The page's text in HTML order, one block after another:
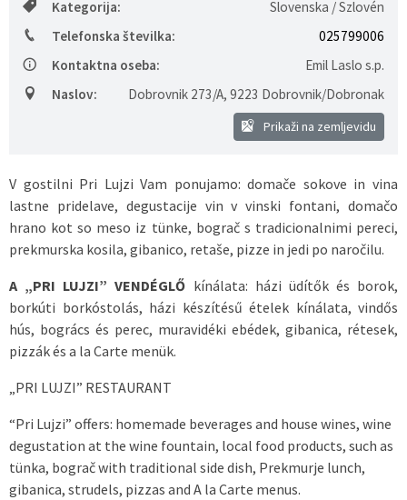
Kategorija:
Slovenska / Szlovén
Telefonska številka:
025799006
Kontaktna oseba:
Emil Laslo s.p.
Naslov:
Dobrovnik 273/A, 9223 Dobrovnik/Dobronak
Prikaži na zemljevidu
V gostilni Pri Lujzi Vam ponujamo: domače sokove in vina
lastne pridelave, degustacije vin v vinski fontani, domačo
hrano kot so meso iz tünke, bograč s tradicionalnimi pereci,
prekmurska kosila, gibanico, retaše, pizze in jedi po naročilu.
A „PRI LUJZI” VENDÉGLŐ kínálata: házi üdítők és borok,
borkúti borkóstolás, házi készítésű ételek kínálata, vindős
hús, bogrács és perec, muravidéki ebédek, gibanica, rétesek,
pizzák és a la Carte menük.
„PRI LUJZI” RESTAURANT
“Pri Lujzi” offers: homemade beverages and house wines, wine
degustation at the wine fountain, local food products, such as
tünka, bograč with traditional side dish, Prekmurje lunch,
gibanica, strudels, pizzas and A la Carte menus.
Predpisi - Előírások
Občinski časopis - Községi lap